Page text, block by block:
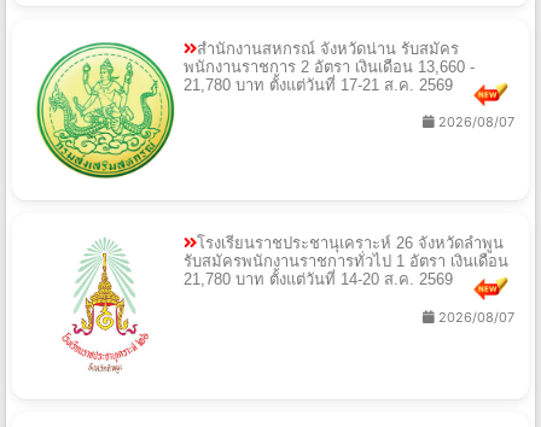
สำนักงานสหกรณ์ จังหวัดน่าน รับสมัคร
พนักงานราชการ 2 อัตรา เงินเดือน 13,660 -
21,780 บาท ตั้งแต่วันที่ 17-21 ส.ค. 2569
2026/08/07
โรงเรียนราชประชานุเคราะห์ 26 จังหวัดลำพูน
รับสมัครพนักงานราชการทั่วไป 1 อัตรา เงินเดือน
21,780 บาท ตั้งแต่วันที่ 14-20 ส.ค. 2569
2026/08/07